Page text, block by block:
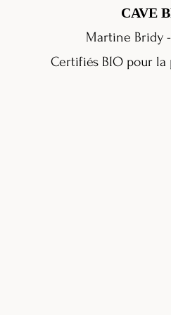
CAVE
Martine Bridy
Certifiés BIO pour